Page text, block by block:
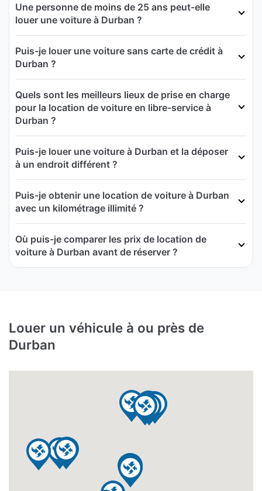
Une personne de moins de 25 ans peut-elle
louer une voiture à Durban ?
Puis-je louer une voiture sans carte de crédit à
Durban ?
Quels sont les meilleurs lieux de prise en charge
pour la location de voiture en libre-service à
Durban ?
Puis-je louer une voiture à Durban et la déposer
à un endroit différent ?
Puis-je obtenir une location de voiture à Durban
avec un kilométrage illimité ?
Où puis-je comparer les prix de location de
voiture à Durban avant de réserver ?
Louer un véhicule à ou près de
Durban